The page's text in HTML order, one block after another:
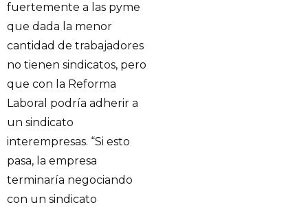
fuertemente a las pyme
que dada la menor
cantidad de trabajadores
no tienen sindicatos, pero
que con la Reforma
Laboral podría adherir a
un sindicato
interempresas. “Si esto
pasa, la empresa
terminaría negociando
con un sindicato